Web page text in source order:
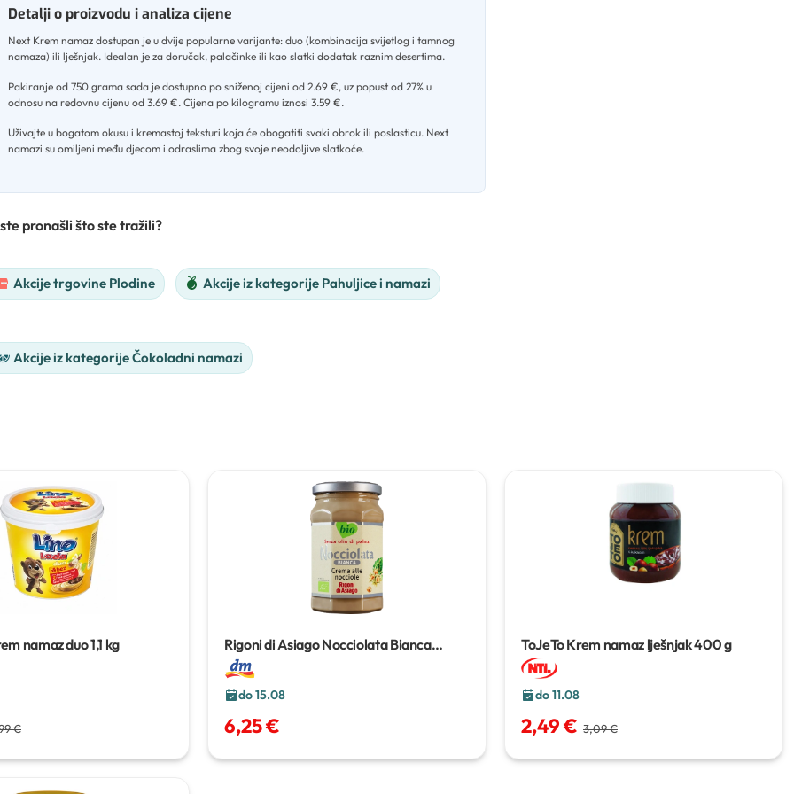
Detalji o proizvodu i analiza cijene
Next Krem namaz dostupan je u dvije popularne varijante: duo (kombinacija svijetlog i tamnog
namaza) ili lješnjak. Idealan je za doručak, palačinke ili kao slatki dodatak raznim desertima.
Pakiranje od 750 grama sada je dostupno po sniženoj cijeni od 2.69 €, uz popust od 27% u
odnosu na redovnu cijenu od 3.69 €. Cijena po kilogramu iznosi 3.59 €.
Uživajte u bogatom okusu i kremastoj teksturi koja će obogatiti svaki obrok ili poslasticu. Next
namazi su omiljeni među djecom i odraslima zbog svoje neodoljive slatkoće.
pronašli što ste tražili?
Akcije trgovine Plodine Akcije iz kategorije Pahuljice i namazi
Akcije iz kategorije Čokoladni namazi
namaz duo1,1 kg
€
Rigoni di Asiago Nocciolata Bianca
kremasti namaz od lješnjaka
do 15.08
6,25 €
ToJeTo Krem namaz lješnjak400 g
do 11.08
2,49 € 3,09 €